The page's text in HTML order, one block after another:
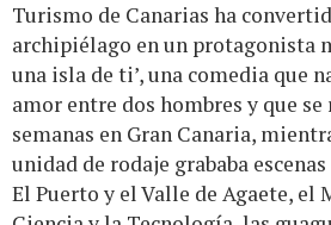
Turismo de Canarias ha
archipiélago en un protagonista
una isla de ti’, una comedia que
amor entre dos hombres y que
semanas en Gran Canaria,
unidad de rodaje grababa
El Puerto y el Valle de Agaete, el